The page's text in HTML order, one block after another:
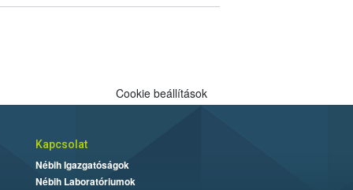
Cookie beállítások
Kapcsolat
Nébih Igazgatóságok
Nébih Laboratóriumok